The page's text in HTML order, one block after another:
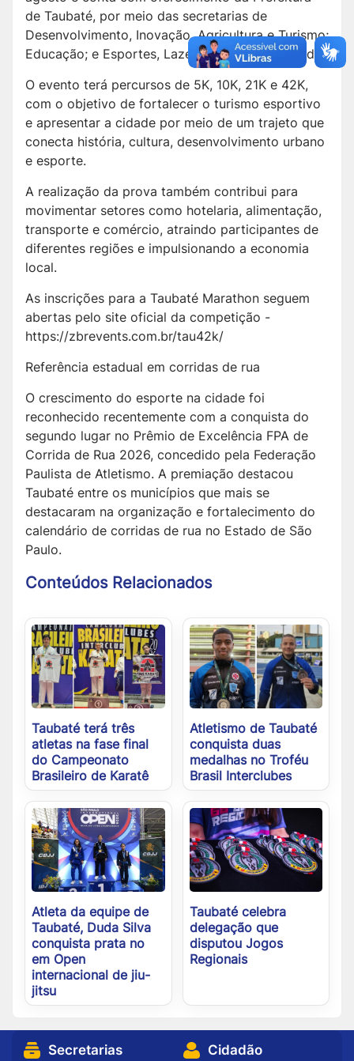
de Taubaté, por meio das secretarias de
Desenvolvimento, Inovação, Agricultura e Turismo;
Educação; e Esportes, Lazer e Qualidade de Vida.
O evento terá percursos de 5K, 10K, 21K e 42K,
com o objetivo de fortalecer o turismo esportivo
e apresentar a cidade por meio de um trajeto que
conecta história, cultura, desenvolvimento urbano
e esporte.
A realização da prova também contribui para
movimentar setores como hotelaria, alimentação,
transporte e comércio, atraindo participantes de
diferentes regiões e impulsionando a economia
local.
As inscrições para a Taubaté Marathon seguem
abertas pelo site oficial da competição -
https://zbrevents.com.br/tau42k/
Referência estadual em corridas de rua
O crescimento do esporte na cidade foi
reconhecido recentemente com a conquista do
segundo lugar no Prêmio de Excelência FPA de
Corrida de Rua 2026, concedido pela Federação
Paulista de Atletismo. A premiação destacou
Taubaté entre os municípios que mais se
destacaram na organização e fortalecimento do
calendário de corridas de rua no Estado de São
Paulo.
Conteúdos Relacionados
Taubaté terá três
atletas na fase final
do Campeonato
Brasileiro de Karatê
Atletismo de Taubaté
conquista duas
medalhas no Troféu
Brasil Interclubes
Atleta da equipe de
Taubaté, Duda Silva
conquista prata no
em Open
internacional de jiu-
jitsu
Taubaté celebra
delegação que
disputou Jogos
Regionais
Secretarias
Cidadão